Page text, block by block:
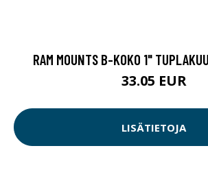
RAM MOUNTS B-KOKO 1"
33.05 EUR
LISÄTIETOJA